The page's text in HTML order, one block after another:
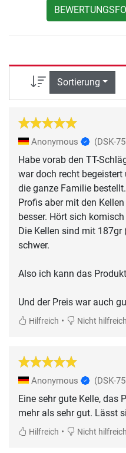
Sortierung
Anonymous (DSK-
Habe vorab den TT-
war doch recht
die ganze Familie
Profis aber mit den
besser. Hört sich
Die Kellen sind mit
schwer.
Also ich kann das
Und der Preis war auch
Hilfreich • Nicht hilfreich
Anonymous (DSK-
Eine sehr gute Kelle, das
mehr als sehr gut. Lässt
Hilfreich • Nicht hilfreich